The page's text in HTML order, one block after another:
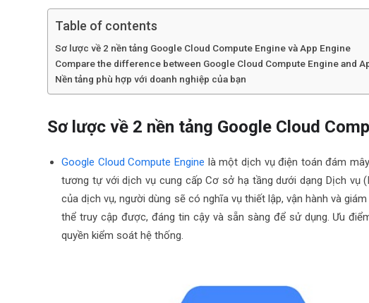
Table of contents
Sơ lược về 2 nền tảng Google Cloud Compute Engine và App Engine
Compare the difference between Google Cloud Compute Engine and
Nền tảng phù hợp với doanh nghiệp của bạn
Sơ lược về 2 nền tảng Google Cloud
Google Cloud Compute Engine là một dịch vụ điện toán đám
tương tự với dịch vụ cung cấp Cơ sở hạ tầng dưới dạng Dịch vụ
của dịch vụ, người dùng sẽ có nghĩa vụ thiết lập, vận hành và
thể truy cập được, đáng tin cậy và sẵn sàng để sử dụng. Ưu
quyền kiểm soát hệ thống.